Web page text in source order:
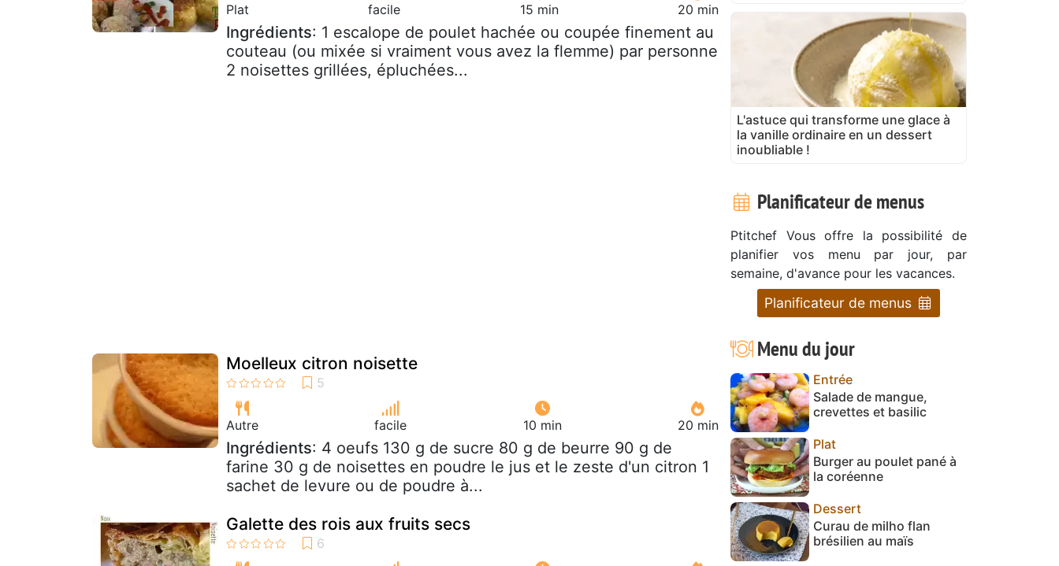
Plat facile 15 min 20 min
Ingrédients: 1 escalope de poulet hachée ou coupée finement au
couteau (ou mixée si vraiment vous avez la flemme) par personne
2 noisettes grillées, épluchées...
Moelleux citron noisette
Autre facile 10 min 20 min
Ingrédients: 4 oeufs 130 g de sucre 80 g de beurre 90 g de
farine 30 g de noisettes en poudre le jus et le zeste d'un citron 1
sachet de levure ou de poudre à...
Galette des rois aux fruits secs
L'astuce qui transforme une glace à
la vanille ordinaire en un dessert
inoubliable !
Planificateur de menus
Ptitchef Vous offre la possibilité de
planifier vos menu par jour, par
semaine, d'avance pour les vacances.
Planificateur de menus
Menu du jour
Entrée
Salade de mangue,
crevettes et basilic
Plat
Burger au poulet pané à
la coréenne
Dessert
Curau de milho flan
brésilien au maïs